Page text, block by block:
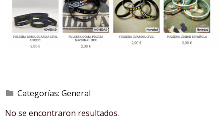
Categorías: General
No se encontraron resultados.